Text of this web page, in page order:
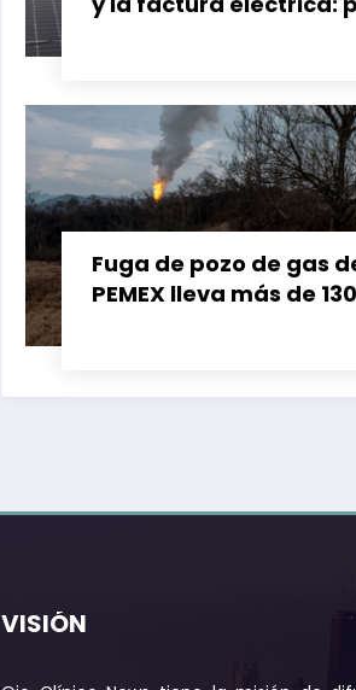
Fuga de pozo de gas
PEMEX lleva más de
VISIÓN